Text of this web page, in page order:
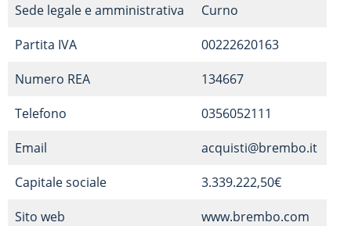
Sede legale e amministrativa
Curno
Partita IVA
00222620163
Numero REA
134667
Telefono
0356052111
Email
acquisti@brembo.it
Capitale sociale
3.339.222,50€
Sito web
www.brembo.com